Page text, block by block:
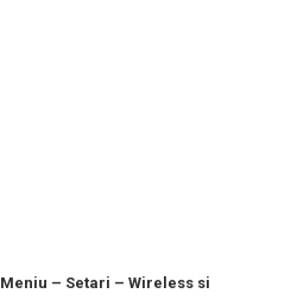
Meniu – Setari – Wireless si